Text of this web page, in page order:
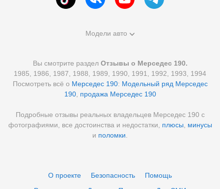
Модели авто
Вы смотрите раздел Отзывы о Мерседес 190.
1985, 1986, 1987, 1988, 1989, 1990, 1991, 1992, 1993, 1994
Посмотреть всё о Мерседес 190: Модельный ряд Мерседес
190, продажа Мерседес 190
Подробные отзывы реальных владельцев Мерседес 190 с
фотографиями, все достоинства и недостатки, плюсы
минусы
и поломки
О проекте Безопасность
Помощь